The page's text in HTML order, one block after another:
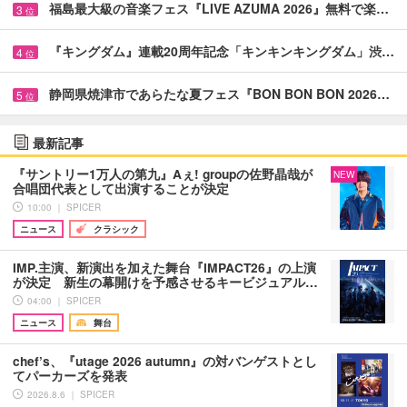
3 位 福島最大級の音楽フェス『LIVE AZUMA 2026』無料で楽…
4 位 『キングダム』連載20周年記念「キンキンキングダム」渋…
5 位 静岡県焼津市であらたな夏フェス『BON BON BON 2026…
最新記事
『サントリー1万人の第九』Aぇ! groupの佐野晶哉が
合唱団代表として出演することが決定
10:00 ｜ SPICER
ニュース
クラシック
NEW
IMP.主演、新演出を加えた舞台『IMPACT26』の上演
が決定 新生の幕開けを予感させるキービジュアル…
04:00 ｜ SPICER
ニュース
舞台
chef’s、『utage 2026 autumn』の対バンゲストとし
てパーカーズを発表
2026.8.6 ｜ SPICER